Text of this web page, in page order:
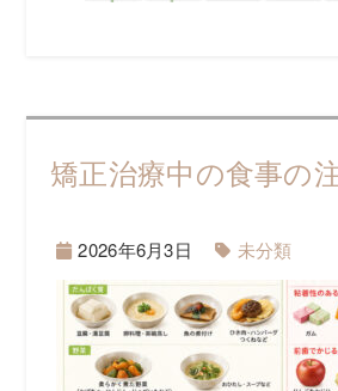
矯正治療中の食事
2026年6月3日
未分類